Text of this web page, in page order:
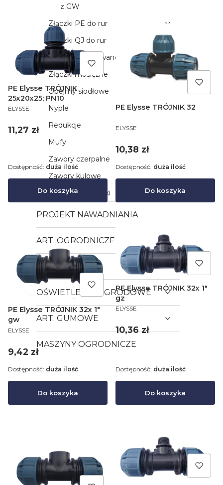
z GW
Złączki PE do rur
Złączki QJ do rur
Złączki ocynkowane
Złączki mosiężne
Obejmy siodłowe
Nyple
Redukcje
Mufy
Zawory czerpalne
Zawory kulowe
Wkładki i Nakrętki
PROJEKT NAWADNIANIA
ART. OGRODNICZE
POMPY
OŚWIETLENIA OGRODOWE
ART. GUMOWE
MASZYNY OGRODNICZE
PE Elysse TRÓJNIK
25x20x25; PN10
PRODUCENT
ELYSSE
Cena
11,27 zł
Do koszyka
Dostępność: duża ilość
PE Elysse TRÓJNIK 32
PRODUCENT
ELYSSE
Cena
10,38 zł
Do koszyka
Dostępność: duża ilość
PE Elysse TRÓJNIK 32x 1"
gw
PRODUCENT
ELYSSE
Cena
9,42 zł
Do koszyka
Dostępność: duża ilość
PE Elysse TRÓJNIK 32x 1"
gz
PRODUCENT
ELYSSE
Cena
10,36 zł
Do koszyka
Dostępność: duża ilość